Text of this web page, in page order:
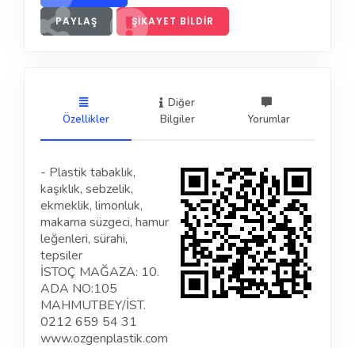
PAYLAŞ ŞIKAYET BILDIR
Özellikler
Diğer
Bilgiler
Yorumlar
- Plastik tabaklık,
kaşıklık, sebzelik,
ekmeklik, limonluk,
makarna süzgeci, hamur
leğenleri, sürahi,
tepsiler
İSTOÇ MAĞAZA: 10.
ADA NO:105
MAHMUTBEY/İST.
0212 659 54 31
www.ozgenplastik.com